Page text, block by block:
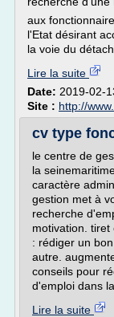
aux
l'Etat désirant
la voie du
Lire la suite
Date: 2019-02-
Site : http://
cv type
le centre de
la
caractère
gestion met à
recherche
motivation.
: rédiger un
autre.
conseils pour
d'emploi dans
Lire la suite